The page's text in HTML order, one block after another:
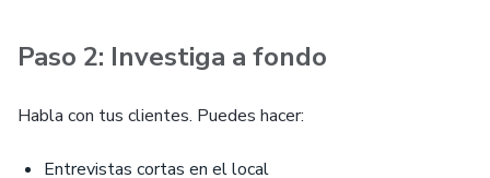
Paso 2: Investiga a fondo
Habla con tus clientes. Puedes hacer:
Entrevistas cortas en el local